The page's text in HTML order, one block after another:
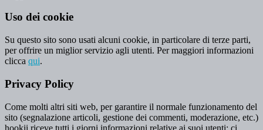
Uso dei cookie
Su questo sito sono usati alcuni cookie, in particolare di terze parti,
per offrire un miglior servizio agli utenti. Per maggiori informazioni
clicca qui.
Privacy Policy
Come molti altri siti web, per garantire il normale funzionamento del
sito (segnalazione articoli, gestione dei commenti, moderazione, etc.)
hookii riceve tutti i giorni informazioni relative ai suoi utenti: ci